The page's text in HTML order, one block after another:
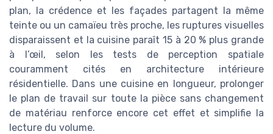
plan, la crédence et les façades partagent la même
teinte ou un camaïeu très proche, les ruptures visuelles
disparaissent et la cuisine paraît 15 à 20 % plus grande
à l’œil, selon les tests de perception spatiale
couramment cités en architecture intérieure
résidentielle. Dans une cuisine en longueur, prolonger
le plan de travail sur toute la pièce sans changement
de matériau renforce encore cet effet et simplifie la
lecture du volume.